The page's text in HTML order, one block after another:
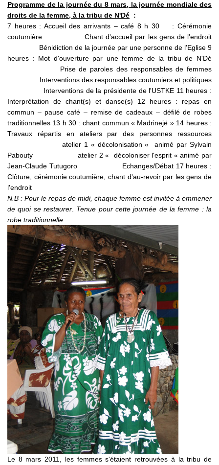
Programme de la journée du 8 mars, la journée mondiale des
droits de la femme, à la tribu de N'Dé :
7 heures : Accueil des arrivants – café 8 h 30 : Cérémonie
coutumière Chant d'accueil par les gens de l'endroit
Bénidiction de la journée par une personne de l'Eglise 9
heures : Mot d'ouverture par une femme de la tribu de N'Dé
Prise de paroles des responsables de femmes
Interventions des responsables coutumiers et politiques
Interventions de la présidente de l'USTKE 11 heures :
Interprétation de chant(s) et danse(s) 12 heures : repas en
commun – pause café – remise de cadeaux – défilé de robes
traditionnelles 13 h 30 : chant commun « Madrinejë » 14 heures :
Travaux répartis en ateliers par des personnes ressources
atelier 1 « décolonisation « animé par Sylvain
Pabouty atelier 2 « décoloniser l'esprit « animé par
Jean-Claude Tutugoro Echanges/Débat 17 heures :
Clôture, cérémonie coutumière, chant d'au-revoir par les gens de
l'endroit
N.B : Pour le repas de midi, chaque femme est invitée à emmener
de quoi se restaurer
Tenue pour cette journée de la femme : la
robe traditionnelle.
Le 8 mars 2011, les femmes s'étaient retrouvées à la tribu de